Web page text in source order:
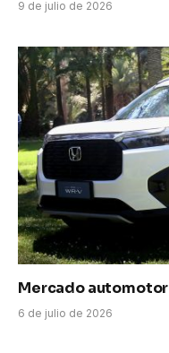
9 de julio de 2026
Mercado automotor
6 de julio de 2026